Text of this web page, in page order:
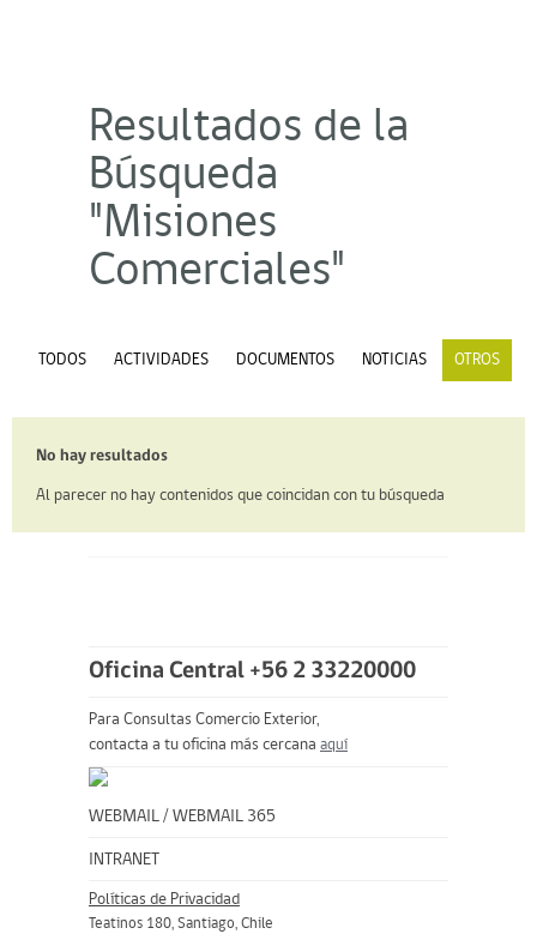
Resultados de la
Búsqueda
"Misiones
Comerciales"
TODOS ACTIVIDADES DOCUMENTOS NOTICIAS OTROS
No hay resultados
Al parecer no hay contenidos que coincidan con tu búsqueda
Oficina Central +56 2 33220000
Para Consultas Comercio Exterior,
contacta a tu oficina más cercana aquí
WEBMAIL / WEBMAIL 365
INTRANET
Políticas de Privacidad
Teatinos 180, Santiago, Chile